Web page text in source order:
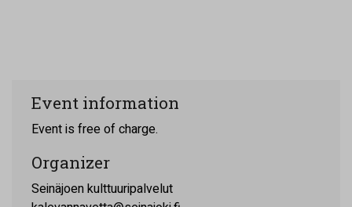
Event information
Event is free of charge.
Organizer
Seinäjoen kulttuuripalvelut